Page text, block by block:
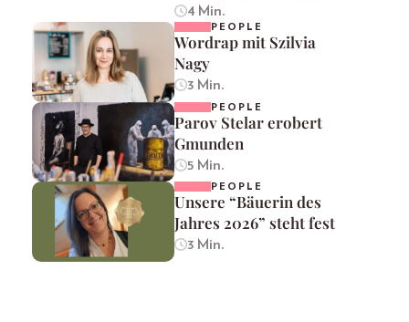
4 Min.
PEOPLE
Wordrap mit Szilvia
Nagy
3 Min.
PEOPLE
Parov Stelar erobert
Gmunden
5 Min.
PEOPLE
Unsere “Bäuerin des
Jahres 2026” steht fest
3 Min.